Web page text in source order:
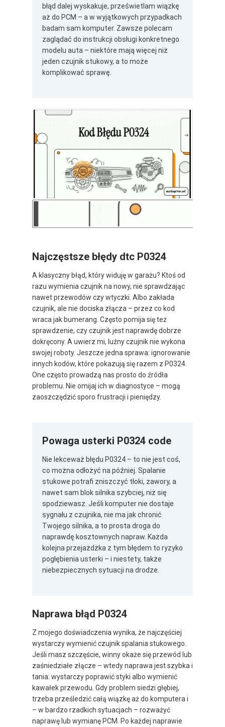
błąd dalej wyskakuje, prześwietlam wiązkę
aż do PCM – a w wyjątkowych przypadkach
badam sam komputer. Zawsze polecam
zaglądać do instrukcji obsługi konkretnego
modelu auta – niektóre mają więcej niż
jeden czujnik stukowy, a to może
komplikować sprawę.
Najczęstsze błędy dtc P0324
A klasyczny błąd, który widuję w garażu? Ktoś od
razu wymienia czujnik na nowy, nie sprawdzając
nawet przewodów czy wtyczki. Albo zakłada
czujnik, ale nie dociska złącza – przez co kod
wraca jak bumerang. Często pomija się też
sprawdzenie, czy czujnik jest naprawdę dobrze
dokręcony. A uwierz mi, luźny czujnik nie wykona
swojej roboty. Jeszcze jedna sprawa: ignorowanie
innych kodów, które pokazują się razem z P0324.
One często prowadzą nas prosto do źródła
problemu. Nie omijaj ich w diagnostyce – mogą
zaoszczędzić sporo frustracji i pieniędzy.
Powaga usterki P0324 code
Nie lekceważ błędu P0324 – to nie jest coś,
co można odłożyć na później. Spalanie
stukowe potrafi zniszczyć tłoki, zawory, a
nawet sam blok silnika szybciej, niż się
spodziewasz. Jeśli komputer nie dostaje
sygnału z czujnika, nie ma jak chronić
Twojego silnika, a to prosta droga do
naprawdę kosztownych napraw. Każda
kolejna przejażdżka z tym błędem to ryzyko
pogłębienia usterki – i niestety, także
niebezpiecznych sytuacji na drodze.
Naprawa błąd P0324
Z mojego doświadczenia wynika, że najczęściej
wystarczy wymienić czujnik spalania stukowego.
Jeśli masz szczęście, winny okaże się przewód lub
zaśniedziałe złącze – wtedy naprawa jest szybka i
tania: wystarczy poprawić styki albo wymienić
kawałek przewodu. Gdy problem siedzi głębiej,
trzeba prześledzić całą wiązkę aż do komputera i
– w bardzo rzadkich sytuacjach – rozważyć
naprawę lub wymianę PCM. Po każdej naprawie